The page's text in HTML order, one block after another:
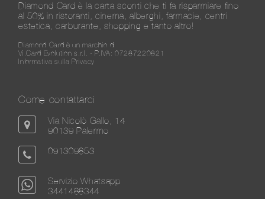
Diamond Card è la carta sconti che ti fa risparmiare fino
al 50% in ristoranti, cinema, alberghi, farmacie, centri
estetica, carburante, shopping e tanto altro!
Diamond Card è un marchio di
Vi.Card Evolution s.r.l. - P.IVA: 07287220821
Informativa sulla Privacy
Come contattarci
Via Nicolò Gallo, 14
90139 Palermo
091309853
Servizio Whatsapp
3441488344